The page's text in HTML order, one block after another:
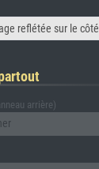
reflétée sur le côté
arrière)